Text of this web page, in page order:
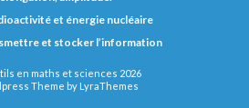
et énergie nucléaire
et stocker l’information
en maths et sciences 2026
Theme by LyraThemes